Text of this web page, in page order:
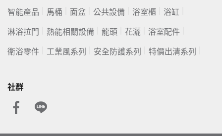
智能產品 馬桶 面盆 公共設備 浴室櫃 浴缸
淋浴拉門 熱能相關設備 龍頭 花灑 浴室配件
衛浴零件 工業風系列 安全防護系列 特價出清系列
社群